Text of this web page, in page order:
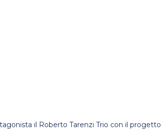
il Roberto Tarenzi Trio con il progetto